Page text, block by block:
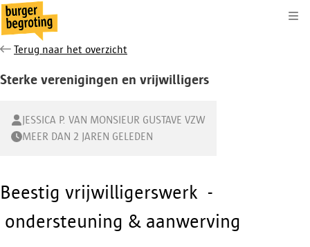
Terug naar het overzicht
Sterke verenigingen en vrijwilligers
JESSICA P. VAN MONSIEUR GUSTAVE VZW
MEER DAN 2 JAREN GELEDEN
Beestig vrijwilligerswerk -
ondersteuning & aanwerving